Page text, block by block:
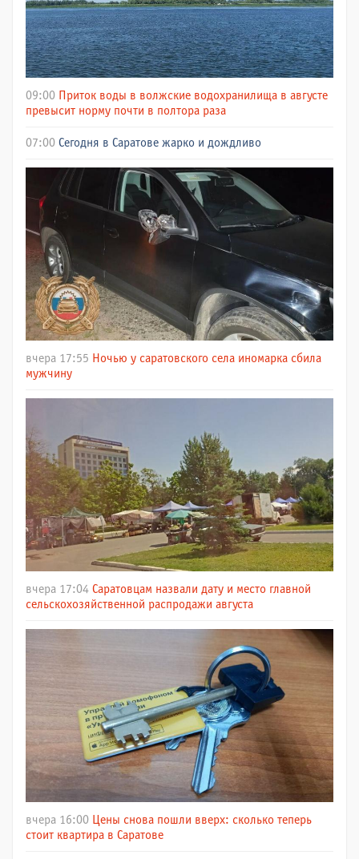
09:00 Приток воды в волжские водохранилища в августе
превысит норму почти в полтора раза
07:00 Сегодня в Саратове жарко и дождливо
вчера 17:55 Ночью у саратовского села иномарка сбила
мужчину
вчера 17:04 Саратовцам назвали дату и место главной
сельскохозяйственной распродажи августа
вчера 16:00 Цены снова пошли вверх: сколько теперь
стоит квартира в Саратове